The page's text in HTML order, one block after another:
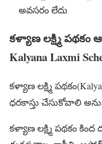
అవసరం లేదు
కళ్యాణ లక్ష్మి పథకం
Kalyana Laxmi
కళ్యాణ లక్ష్మి
ధరకాస్తు చేసుకోవాలి
కళ్యాణ లక్ష్మి పథకం కింద